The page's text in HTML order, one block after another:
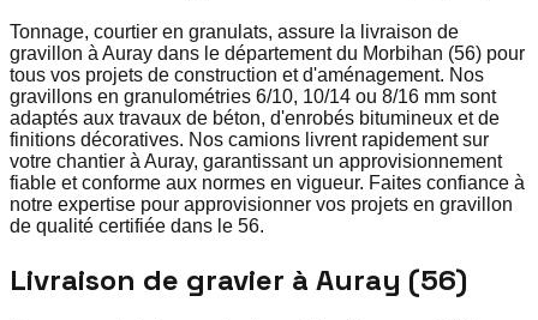
Tonnage, courtier en granulats, assure la livraison de
gravillon à Auray dans le département du Morbihan (56) pour
tous vos projets de construction et d'aménagement. Nos
gravillons en granulométries 6/10, 10/14 ou 8/16 mm sont
adaptés aux travaux de béton, d'enrobés bitumineux et de
finitions décoratives. Nos camions livrent rapidement sur
votre chantier à Auray, garantissant un approvisionnement
fiable et conforme aux normes en vigueur. Faites confiance à
notre expertise pour approvisionner vos projets en gravillon
de qualité certifiée dans le 56.
Livraison de gravier à Auray (56)